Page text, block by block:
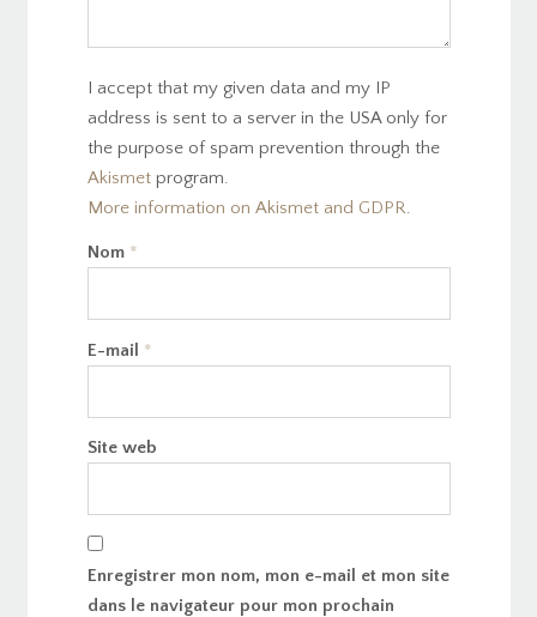
I accept that my given data and my IP
address is sent to a server in the USA only for
the purpose of spam prevention through the
Akismetprogram.
More information on Akismet and GDPR.
Nom *
E-mail *
Site web
Enregistrer mon nom, mon e-mail et mon site
dans le navigateur pour mon prochain